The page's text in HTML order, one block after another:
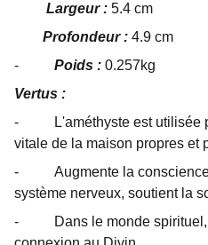
Largeur : 5.4 cm
Profondeur : 4.9 cm
- Poids : 0.257kg
Vertus :
- L'améthyste est utilisée
vitale de la maison propres et
- Augmente la conscience
système nerveux, soutient la
- Dans le monde spirituel,